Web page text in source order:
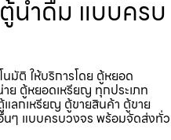
น้ำดื่ม แบบครบ
มัติ ให้บริการโดย ตู้หยอด
ย ตู้หยอดเหรียญ ทุกประเภท
แลกเหรียญ ตู้ขายสินค้า ตู้ขาย
นๆ แบบครบวงจร พร้อมจัดส่งทั่ว